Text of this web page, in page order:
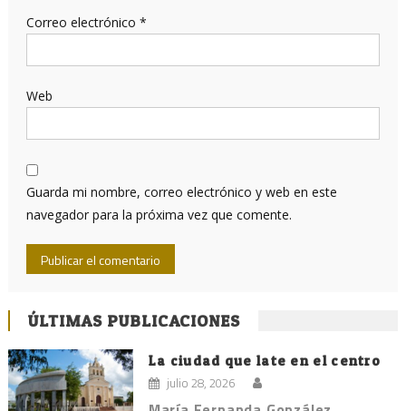
Correo electrónico *
Web
Guarda mi nombre, correo electrónico y web en este
navegador para la próxima vez que comente.
ÚLTIMAS PUBLICACIONES
La ciudad que late en el centro
julio 28, 2026